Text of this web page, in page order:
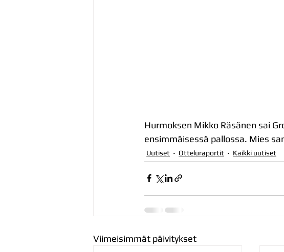
Hurmoksen Mikko Räsänen sai
ensimmäisessä pallossa. Mies
Uutiset Otteluraportit Kaikki uutiset
Viimeisimmät päivitykset